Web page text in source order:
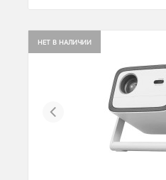
НЕТ В НАЛИЧИИ
Previous